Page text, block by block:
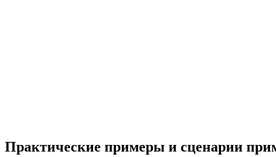
Практические примеры и сценарии